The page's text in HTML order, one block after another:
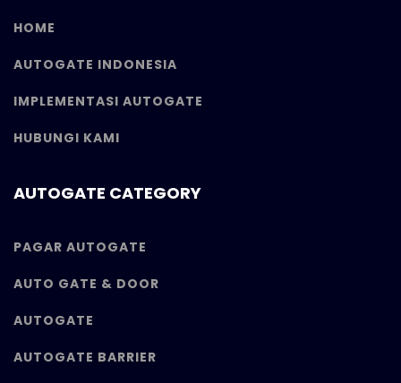
HOME
AUTOGATE INDONESIA
IMPLEMENTASI AUTOGATE
HUBUNGI KAMI
AUTOGATE CATEGORY
PAGAR AUTOGATE
AUTO GATE & DOOR
AUTOGATE
AUTOGATE BARRIER